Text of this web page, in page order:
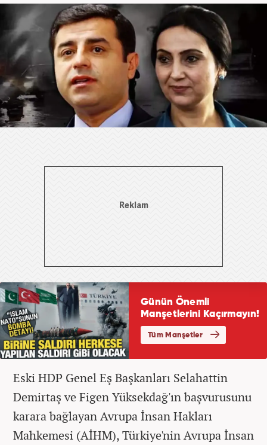
Eski HDP Genel Eş Başkanları Selahattin
Demirtaş ve Figen Yüksekdağ'ın başvurusunu
karara bağlayan Avrupa İnsan Hakları
Mahkemesi (AİHM), Türkiye'nin Avrupa İnsan